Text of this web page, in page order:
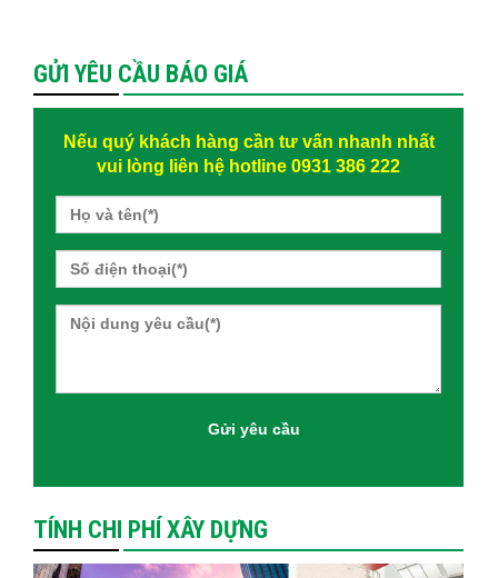
GỬI YÊU CẦU BÁO GIÁ
Nếu quý khách hàng cần tư vấn nhanh nhất
vui lòng liên hệ hotline 0931 386 222
TÍNH CHI PHÍ XÂY DỰNG